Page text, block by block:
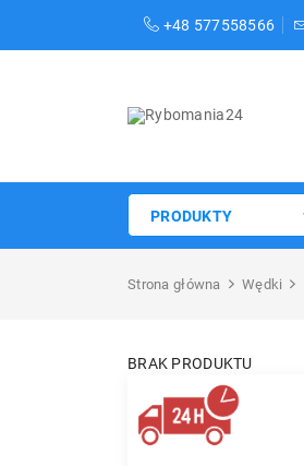
+48 577558566
PRODUKTY
Strona główna Wędki
BRAK PRODUKTU